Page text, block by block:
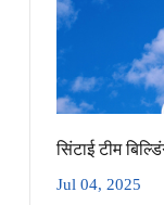
सिंटाई टीम
Jul 04, 2025